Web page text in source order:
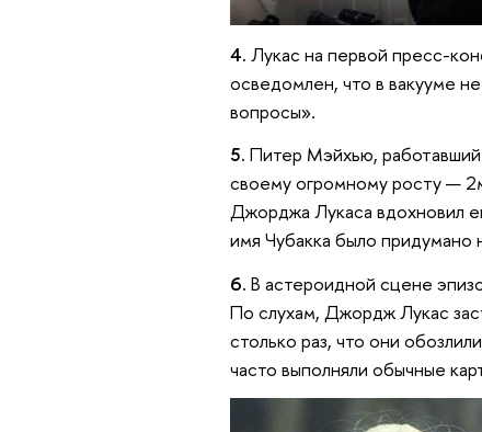
4. Лукас на первой пресс-
осведомлен, что в вакууме
вопросы».
5. Питер Мэйхью, работавший
своему огромному росту —
Джорджа Лукаса вдохновил
имя Чубакка было придумано
6. В астероидной сцене
По слухам, Джордж Лукас
столько раз, что они
часто выполняли обычные